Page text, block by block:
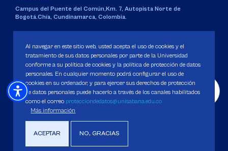
Campus del Puente del Común,Km. 7, Autopista Norte de
Bogotá.Chía, Cundinamarca, Colombia.
Personería Jurídica:Resolución 130 del 14 de enero de 1980.
Ministerio de Educación Nacional.
Política de Protección de datos
Derechos Pecuniarios
Al navegar en este sitio web, usted acepta el uso de cookies y el
tratamiento de sus datos personales por parte de la Universidad
conforme a su política de cookies y la política de protección de datos
personales. En cualquier momento podrá configurar el uso de
cookies en su ordenador, y para ejercer sus derechos de protección
de datos personales puede hacerlo a través de los canales habilitados
como el correo protecciondedatos@unisabana.edu.co
Más información
ACEPTAR NO, GRACIAS